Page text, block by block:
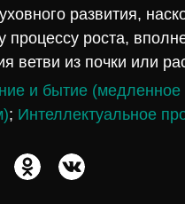
развития,
процессу роста,
ветви из почки или
и бытие (медленное
; Интеллектуальное